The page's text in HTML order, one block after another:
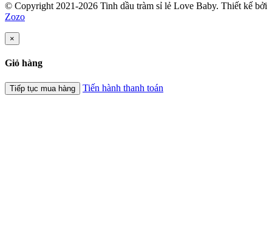
© Copyright 2021-2026 Tinh dầu tràm sỉ lẻ Love Baby. Thiết kế bởi
Zozo
×
Giỏ hàng
Tiếp tục mua hàng Tiến hành thanh toán